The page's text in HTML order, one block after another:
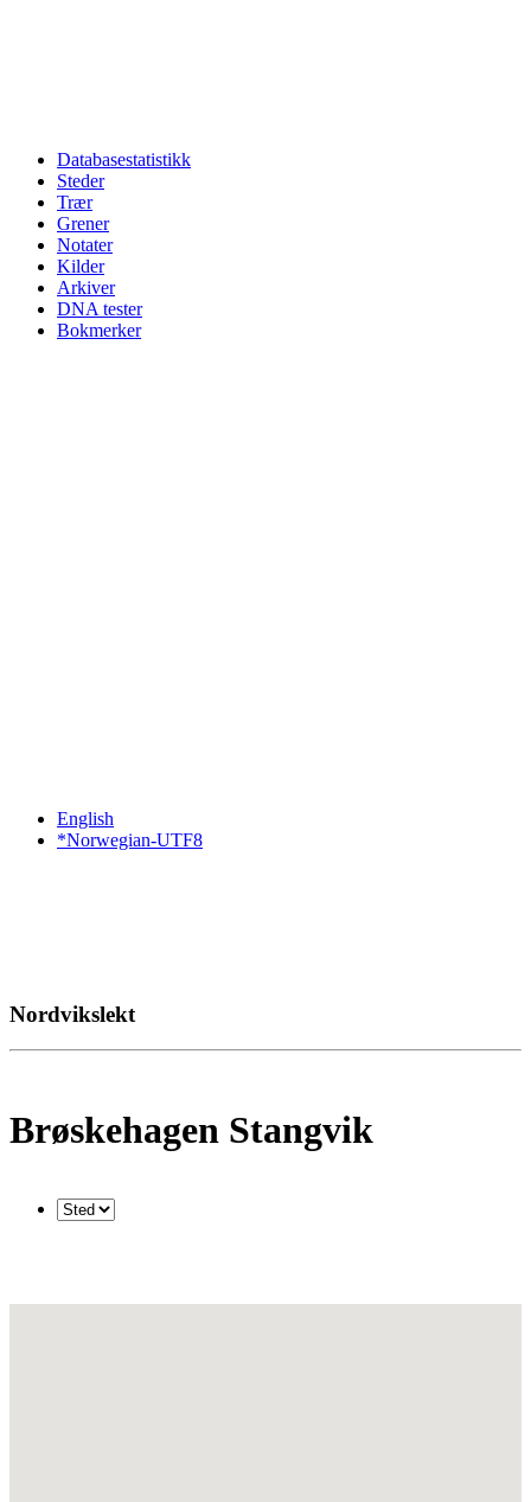
Databasestatistikk
Steder
Trær
Grener
Notater
Kilder
Arkiver
DNA tester
Bokmerker
English
*Norwegian-UTF8
Nordvikslekt
Brøskehagen Stangvik